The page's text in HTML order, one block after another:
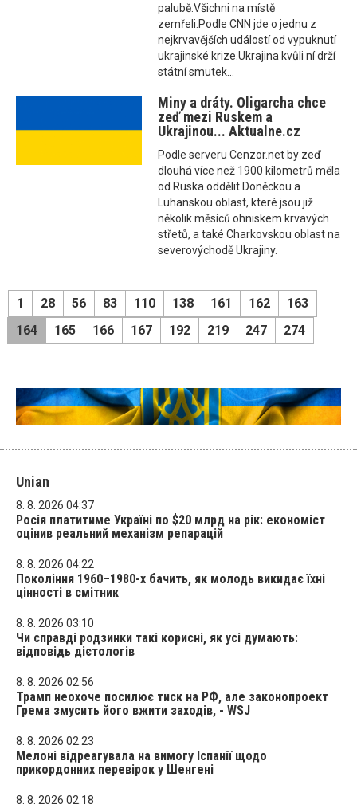
palubě.Všichni na místě
zemřeli.Podle CNN jde o jednu z
nejkrvavějších událostí od vypuknutí
ukrajinské krize.Ukrajina kvůli ní drží
státní smutek...
Miny a dráty. Oligarcha chce
zeď mezi Ruskem a
Ukrajinou... Aktualne.cz
Podle serveru Cenzor.net by zeď
dlouhá více než 1900 kilometrů měla
od Ruska oddělit Doněckou a
Luhanskou oblast, které jsou již
několik měsíců ohniskem krvavých
střetů, a také Charkovskou oblast na
severovýchodě Ukrajiny.
1 28 56 83 110 138 161 162
163
164
165 166 167 192 219 247 274
Unian
8. 8. 2026 04:37
Росія платитиме Україні по $20 млрд на рік: економіст
оцінив реальний механізм репарацій
8. 8. 2026 04:22
Покоління 1960–1980-х бачить, як молодь викидає їхні
цінності в смітник
8. 8. 2026 03:10
Чи справді родзинки такі корисні, як усі думають:
відповідь дієтологів
8. 8. 2026 02:56
Трамп неохоче посилює тиск на РФ, але законопроект
Грема змусить його вжити заходів, - WSJ
8. 8. 2026 02:23
Мелоні відреагувала на вимогу Іспанії щодо
прикордонних перевірок у Шенгені
8. 8. 2026 02:18